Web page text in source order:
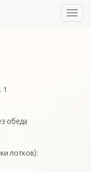
1
обеда
лотков):